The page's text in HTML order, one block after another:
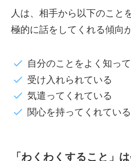
人は、相手から以下のこと
極的に話をしてくれる傾向
自分のことをよく知っ
受け入れられている
気遣ってくれている
関心を持ってくれている
「わくわくすること」